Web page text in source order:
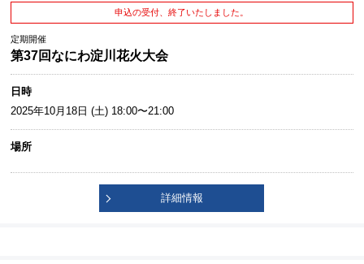
申込の受付、終了いたしました。
定期開催
第37回なにわ淀川花火大会
日時
2025年10月18日 (土) 18:00〜21:00
場所
詳細情報